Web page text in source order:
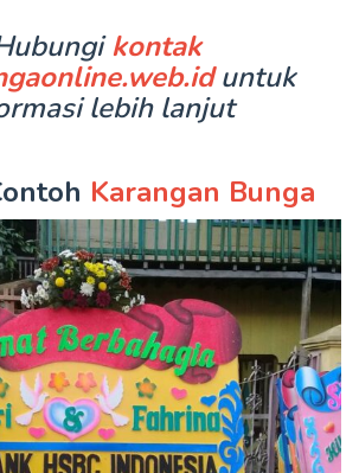
kontak
untuk
lebih lanjut
Karangan Bunga